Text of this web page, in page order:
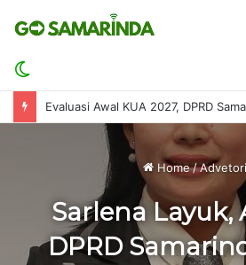
skin
Home/
Sarlena Layuk,
DPRD